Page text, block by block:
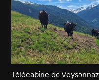
Télécabine de Veysonnaz